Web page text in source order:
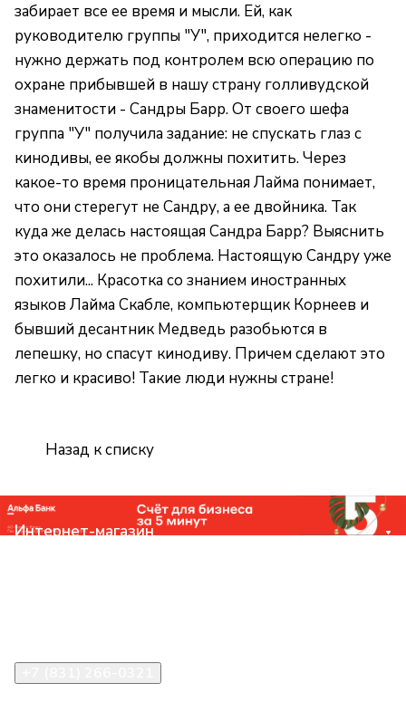
забирает все ее время и мысли. Ей, как
руководителю группы "У", приходится нелегко -
нужно держать под контролем всю операцию по
охране прибывшей в нашу страну голливудской
знаменитости - Сандры Барр. От своего шефа
группа "У" получила задание: не спускать глаз с
кинодивы, ее якобы должны похитить. Через
какое-то время проницательная Лайма понимает,
что они стерегут не Сандру, а ее двойника. Так
куда же делась настоящая Сандра Барр? Выяснить
это оказалось не проблема. Настоящую Сандру уже
похитили... Красотка со знанием иностранных
языков Лайма Скабле, компьютерщик Корнеев и
бывший десантник Медведь разобьются в
лепешку, но спасут кинодиву. Причем сделают это
легко и красиво! Такие люди нужны стране!
Назад к списку
Интернет-магазин